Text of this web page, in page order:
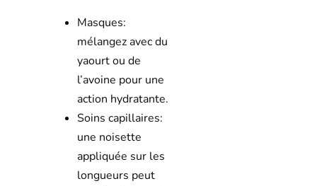
Masques:
mélangez avec du
yaourt ou de
l’avoine pour une
action hydratante.
Soins capillaires:
une noisette
appliquée sur les
longueurs peut